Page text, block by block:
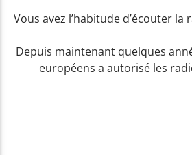
Vous avez l’habitude d’écouter
Depuis maintenant quelques
européens a autorisé les